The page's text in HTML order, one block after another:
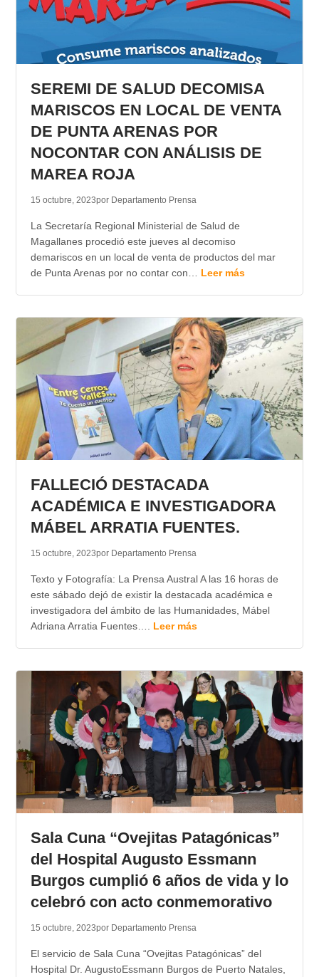
SEREMI DE SALUD DECOMISA
MARISCOS EN LOCAL DE VENTA
DE PUNTA ARENAS POR
NOCONTAR CON ANÁLISIS DE
MAREA ROJA
15 octubre, 2023por Departamento Prensa
La Secretaría Regional Ministerial de Salud de
Magallanes procedió este jueves al decomiso
demariscos en un local de venta de productos del mar
de Punta Arenas por no contar con… Leer más
FALLECIÓ DESTACADA
ACADÉMICA E INVESTIGADORA
MÁBEL ARRATIA FUENTES.
15 octubre, 2023por Departamento Prensa
Texto y Fotografía: La Prensa Austral A las 16 horas de
este sábado dejó de existir la destacada académica e
investigadora del ámbito de las Humanidades, Mábel
Adriana Arratia Fuentes…. Leer más
Sala Cuna “Ovejitas Patagónicas”
del Hospital Augusto Essmann
Burgos cumplió 6 años de vida y lo
celebró con acto conmemorativo
15 octubre, 2023por Departamento Prensa
El servicio de Sala Cuna “Ovejitas Patagónicas” del
Hospital Dr. AugustoEssmann Burgos de Puerto Natales,